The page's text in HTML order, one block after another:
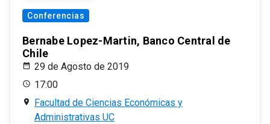
Conferencias
Bernabe Lopez-Martin, Banco Central de
Chile
29 de Agosto de 2019
17:00
Facultad de Ciencias Económicas y
Administrativas UC